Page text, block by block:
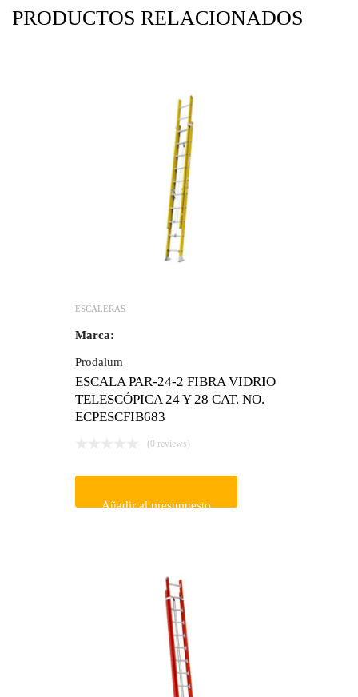
PRODUCTOS RELACIONADOS
ESCALERAS
Marca:
Prodalum
ESCALA PAR-24-2 FIBRA VIDRIO
TELESCÓPICA 24 Y 28 CAT. NO.
ECPESCFIB683
(0 reviews)
Añadir al presupuesto